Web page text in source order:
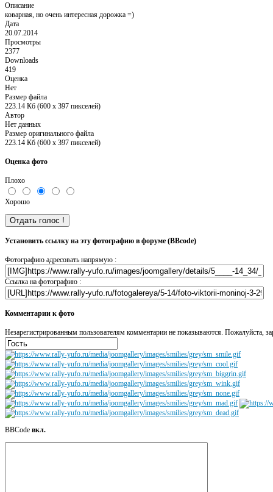
Описание
коварная, но очень интересная дорожка =)
Дата
20.07.2014
Просмотры
2377
Downloads
419
Оценка
Нет
Размер файла
223.14 Кб (600 x 397 пикселей)
Автор
Нет данных
Размер оригинального файла
223.14 Кб (600 x 397 пикселей)
Оценка фото
Плохо
Хорошо
Установить ссылку на эту фотографию в форуме (BBcode)
Фотографию адресовать напрямую :
Ссылка на фотографию :
Комментарии к фото
Незарегистрированным пользователям комментарии не показываются. Пожалуйста,
BBCode вкл.